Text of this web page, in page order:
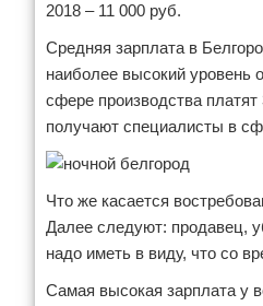
2018 – 11 000 руб.
Средняя зарплата в
наиболее высокий уровень
сфере производства
получают специалисты в
Что же касается
Далее следуют: продавец,
надо иметь в виду, что со
Самая высокая зарплата у